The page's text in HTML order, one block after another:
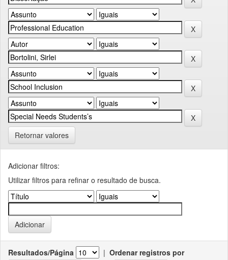
Retornar valores
Adicionar filtros:
Utilizar filtros para refinar o resultado de busca.
Resultados/Página | Ordenar registros por